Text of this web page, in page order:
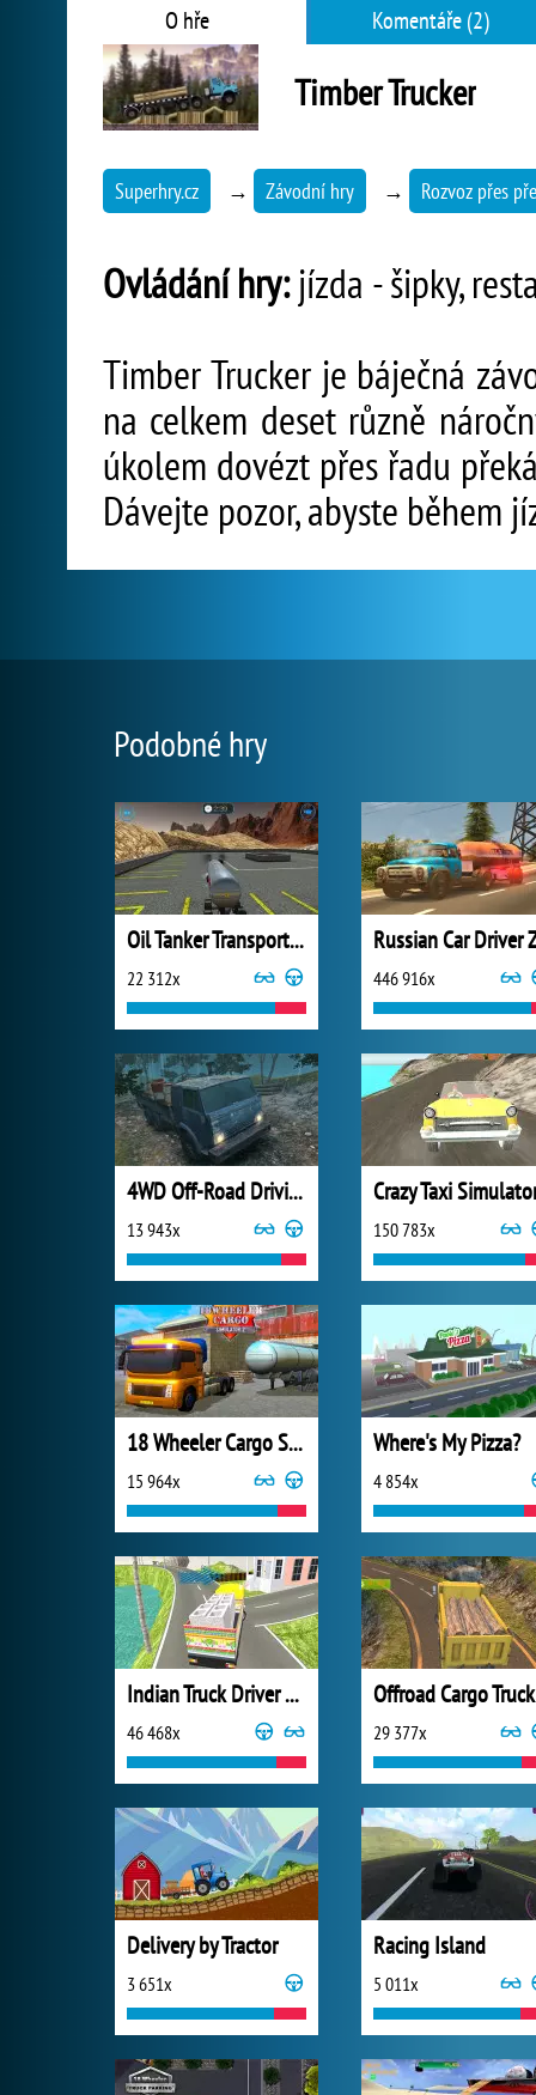
O hře Komentáře (2)
Timber Trucker
Superhry.cz → Závodní hry → Rozvoz přes
Ovládání hry:jízda - šipky,
Timber Trucker je báječná
na celkem deset různě
úkolem dovézt přes řadu
Dávejte pozor, abyste během
Podobné hry
Oil Tanker Transporter Truck
22 312x 446 916x
4WD Off-Road Driving Sim
13 943x
Crazy Taxi
150 783x
18 Wheeler Cargo Simulator 2
15 964x
Where's My Pizza?
4 854x
Indian Truck Driver Cargo Duty Delivery
46 468x
Offroad Cargo Truck
29 377x
Delivery by Tractor
3 651x
Racing Island
5 011x